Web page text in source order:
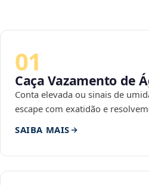
01
Caça Vazamento de
Conta elevada ou sinais de
escape com exatidão e
SAIBA MAIS